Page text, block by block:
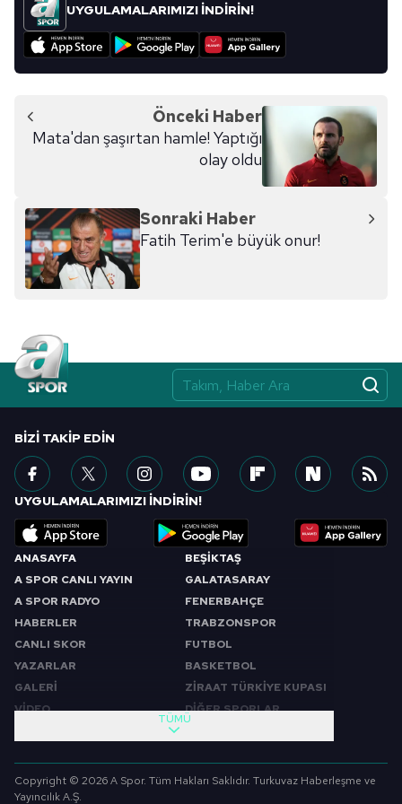
verileriniz işlenmekte olup gerekli olan çerezler bilgi
toplumu hizmetlerinin sunulması amacıyla
reklam/pazarlama faaliyetlerinin yapılması, amaçlarıyla
sınırlı olarak açık rızanız dahilinde kullanılacaktır.
Çerezlere ilişkin tercihlerinizi aşağıda yer alan panel
için Ayarlar butonuna tıklayabilir,Çerez Bilgilendirme
Metnimiziziyaret edebilirsiniz.
6698 sayılı Kişisel Verilerin Korunması Kanunu uyarınca
almak için lütfen
UYGULAMALARIMIZI İNDİRİN!
Önceki Haber
Mata'dan şaşırtan hamle! Yaptığı
olay oldu
Sonraki Haber
Fatih Terim'e büyük onur!
ANASAYFA
A SPOR CANLI YAYIN
A SPOR RADYO
HABERLER
CANLI SKOR
YAZARLAR
GALERİ
VİDEO
BEŞİKTAŞ
GALATASARAY
FENERBAHÇE
TRABZONSPOR
FUTBOL
BASKETBOL
ZİRAAT TÜRKİYE KUPASI
DİĞER SPORLAR
SABAH SPORU
SPOR GÜNDEMİ
FUTBOL
TÜMÜ
BIZI TAKIP EDIN
UYGULAMALARIMIZI İNDİRİN!
Copyright © 2026 A Spor. Tüm Hakları Saklıdır. Turkuvaz Haberleşme ve
Yayıncılık A.Ş.